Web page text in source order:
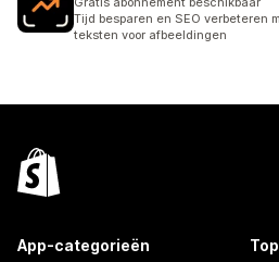
Tijd besparen en SEO verbeteren
teksten voor afbeeldingen
App-categorieën